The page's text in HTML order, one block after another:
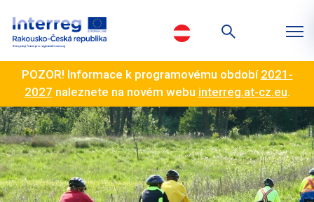
POZOR! Informace k programovému období 2021-
2027 naleznete na novém webu interreg.at-cz.eu.